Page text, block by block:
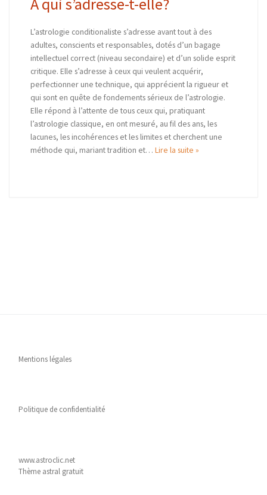
L’astrologie conditionaliste s’adresse avant tout à des
adultes, conscients et responsables, dotés d’un bagage
intellectuel correct (niveau secondaire) et d’un solide esprit
critique. Elle s’adresse à ceux qui veulent acquérir,
perfectionner une technique, qui apprécient la rigueur et
qui sont en quête de fondements sérieux de l’astrologie.
Elle répond à l’attente de tous ceux qui, pratiquant
l’astrologie classique, en ont mesuré, au fil des ans, les
lacunes, les incohérences et les limites et cherchent une
méthode qui, mariant tradition et… Lire la suite »
Mentions légales
Politique de confidentialité
www.astroclic.net
Thème astral gratuit